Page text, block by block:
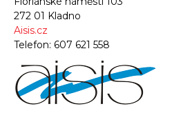
272 01 Kladno
Aisis.cz
Telefon: 607 621 558